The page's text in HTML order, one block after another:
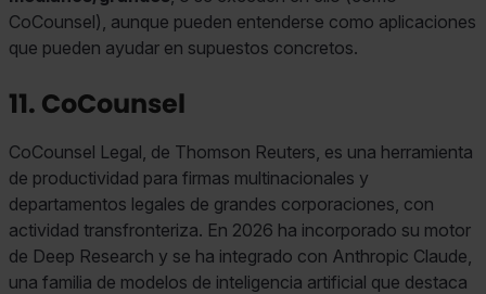
navegador. Si no seleccionas ninguna utilizaremos las
que sean indispensables para la navegación.
Saber más acerca de las cookies
CoCounsel), aunque pueden entenderse como aplicaciones
que pueden ayudar en supuestos concretos.
11. CoCounsel
CoCounsel Legal, de Thomson Reuters, es una herramienta
de productividad para firmas multinacionales y
departamentos legales de grandes corporaciones, con
actividad transfronteriza. En 2026 ha incorporado su motor
de Deep Research y se ha integrado con Anthropic Claude,
una familia de modelos de inteligencia artificial que destaca